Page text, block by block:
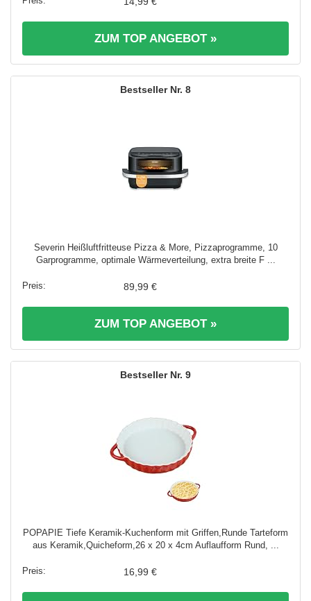
ZUM TOP ANGEBOT »
8
Severin Heißluftfritteuse Pizza & More, Pizzaprogramme, 10
Garprogramme, optimale Wärmeverteilung, extra breite F ...
89,99 €
ZUM TOP ANGEBOT »
9
POPAPIE Tiefe Keramik-Kuchenform mit Griffen,Runde Tarteform
aus Keramik,Quicheform,26 x 20 x 4cm Auflaufform Rund, ...
16,99 €